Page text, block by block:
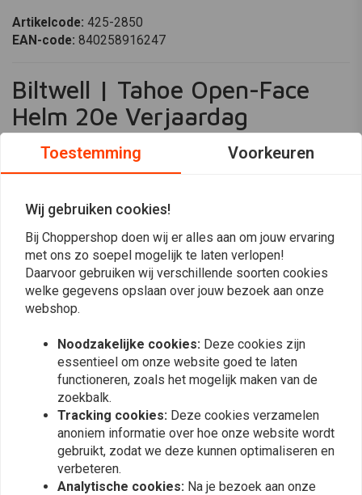
Artikelcode: 425-2850
EAN-code: 840258916247
Biltwell | Tahoe Open-Face
Helm 20e Verjaardag
Helm. Ontworpen voor rijders die klassieke stijl en modern comfort
elementen. Ideaal voor cruisen in de stad of de snelweg, de Tahoe valt
Belangrijkste Kenmerken
Open-face ontwerp
Geïntegreerd vizier
20e verjaardag editie
Specificaties
Schalmateriaal: Glasvezel
Gewicht: Lichtgewicht constructie
Gebruik & Onderhoud Tips
Zorg voor een goede pasvorm voor het rijden.
Maak het vizier schoon met een zachte doek om krassen te
voorkomen.
Lees meer
Reviews
(0 beoordelingen)
Toestemming Voorkeuren
Wij gebruiken cookies!
Bij Choppershop doen wij er alles aan om jouw ervaring
met ons zo soepel mogelijk te laten verlopen!
Daarvoor gebruiken wij verschillende soorten cookies
welke gegevens opslaan over jouw bezoek aan onze
webshop.
Noodzakelijke cookies: Deze cookies zijn
essentieel om onze website goed te laten
functioneren, zoals het mogelijk maken van de
zoekbalk.
Tracking cookies: Deze cookies verzamelen
anoniem informatie over hoe onze website wordt
gebruikt, zodat we deze kunnen optimaliseren en
verbeteren.
Analytische cookies: Na je bezoek aan onze